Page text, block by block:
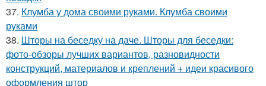
37. Клумба у дома своими руками. Клумба своими
руками
38. Шторы на беседку на даче. Шторы для беседки:
фото-обзоры лучших вариантов, разновидности
конструкций, материалов и креплений + идеи красивого
оформления штор